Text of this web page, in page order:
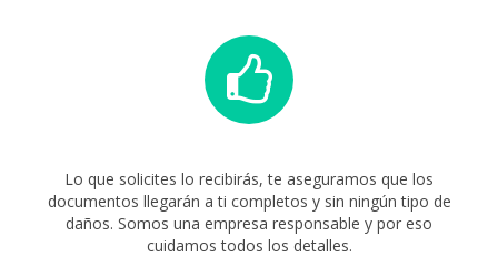
Lo que solicites lo recibirás, te aseguramos que los
documentos llegarán a ti completos y sin ningún tipo de
daños. Somos una empresa responsable y por eso
cuidamos todos los detalles.